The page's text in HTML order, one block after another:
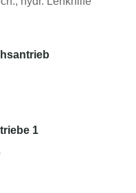
1